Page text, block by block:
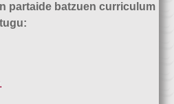
partaide batzuen curriculum